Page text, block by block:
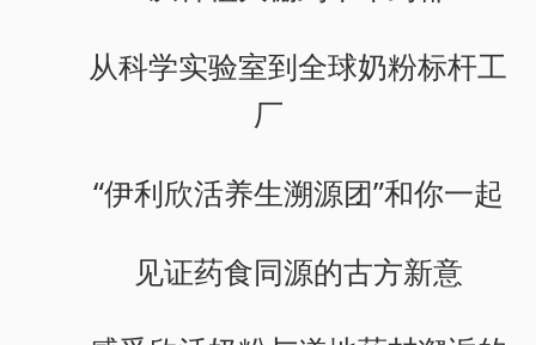
从科学实验室到全球奶粉标杆工
厂
“伊利欣活养生溯源团”和你一起
见证药食同源的古方新意